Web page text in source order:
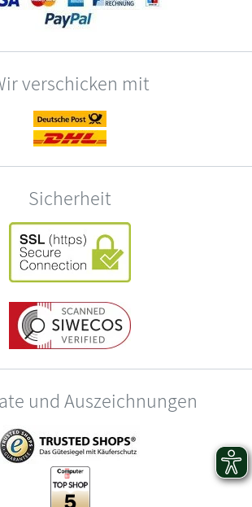
verschicken mit
Sicherheit
und Auszeichnungen